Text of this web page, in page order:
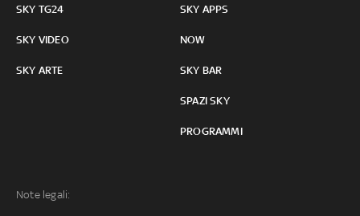
SKY TG24
SKY VIDEO
SKY ARTE
SKY APPS
NOW
SKY BAR
SPAZI SKY
PROGRAMMI
Note legali: